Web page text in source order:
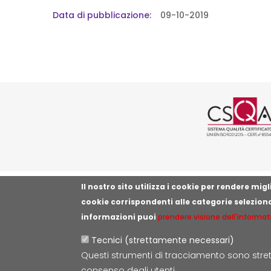
Il nostro sito utilizza i cookie per rendere
cookie corrispondenti alle categorie
informazioni puoiprendere visione
Tecnici (strettamente necessari)
Questi strumenti di tracciamento sono
Data di pubblicazione 09-10-2019
Logo